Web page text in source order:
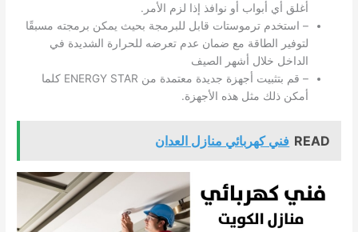
أغلق أي أبواب أو نوافذ إذا لزم الأمر.
– استخدم ترموستات قابل للبرمجة بحيث يمكن برمجته مسبقًا
لتوفير الطاقة مع ضمان عدم تعرضه للحرارة الشديدة في
الداخل خلال أشهر الصيف
– قم بتثبيت أجهزة جديدة معتمدة من ENERGY STAR كلما
أمكن ذلك مثل هذه الأجهزة.
READ فني كهربائي منازل العدان